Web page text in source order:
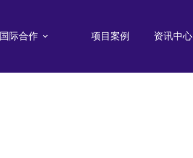
国际合作 项目案例 资讯中心